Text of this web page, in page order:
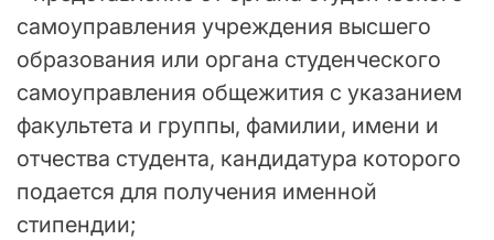
самоуправления учреждения высшего
образования или органа студенческого
самоуправления общежития с указанием
факультета и группы, фамилии, имени и
отчества студента, кандидатура которого
подается для получения именной
стипендии;